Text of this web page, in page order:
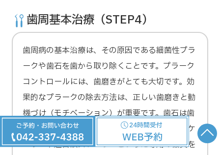
歯周基本治療（STEP4）
歯周病の基本治療は、その原因である細菌性プラ
ークや歯石を歯から取り除くことです。プラーク
コントロールには、歯磨きがとても大切です。効
果的なプラークの除去方法は、正しい歯磨きと動
機づけ（モチベーション）が重要です。歯石は歯
磨きでは取り除くことができないため、手用スケ
ーラーや超音波スケーラーといった専用の器具を